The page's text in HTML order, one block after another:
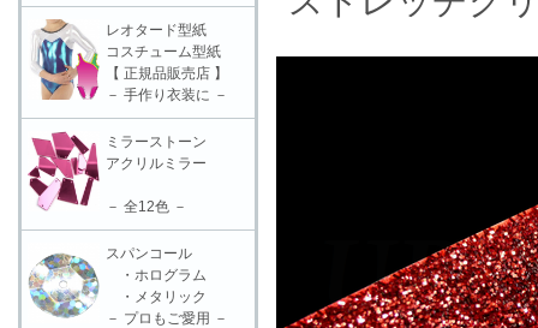
レオタード型紙
コスチューム型紙
【 正規品販売店 】
－ 手作り衣装に －
ミラーストーン
アクリルミラー
－ 全12色 －
スパンコール
・ホログラム
・メタリック
－ プロもご愛用 －